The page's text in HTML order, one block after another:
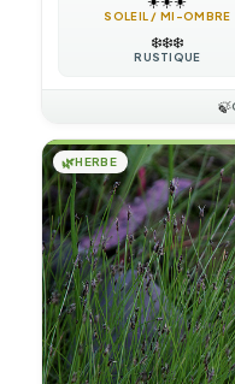
SOLEIL / MI-OMBRE
❄️❄️❄️
RUSTIQUE
🍃
🌿HERBE